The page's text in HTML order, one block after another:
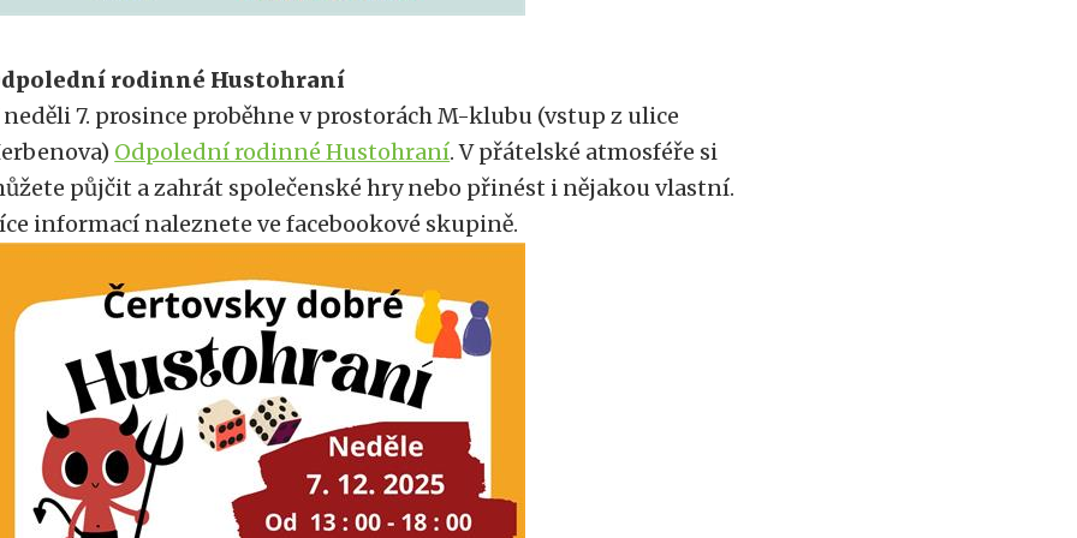
rodinné Hustohraní
neděli 7. prosince proběhne v prostorách M-klubu (vstup z ulice
Odpolední rodinné Hustohraní. V přátelské atmosféře si
půjčit a zahrát společenské hry nebo přinést i nějakou vlastní.
informací naleznete ve facebookové skupině.